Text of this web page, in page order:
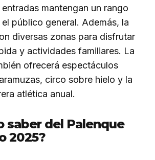
mantengan un rango
público general. Además, la
diversas zonas para disfrutar
y actividades familiares. La
ofrecerá espectáculos
circo sobre hielo y la
atlética anual.
saber del Palenque
2025?